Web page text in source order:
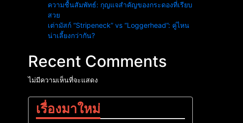
ความชื้นสัมพัทธ์: กุญแจสำคัญของกระดองที่เรียบ
สวย
เต่ามัสก์ “Stripeneck” vs “Loggerhead”: คู่ไหน
น่าเลี้ยงกว่ากัน?
Recent Comments
ไม่มีความเห็นที่จะแสดง
เรื่องมาใหม่